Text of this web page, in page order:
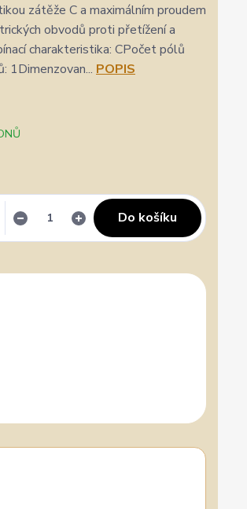
výběr, milý a vstřícný personál. Mohu
doporučit.
zátěže C a maximálním proudem
obvodů proti přetížení a
charakteristika: CPočet pólů
1Dimenzovan... POPIS
Do košíku